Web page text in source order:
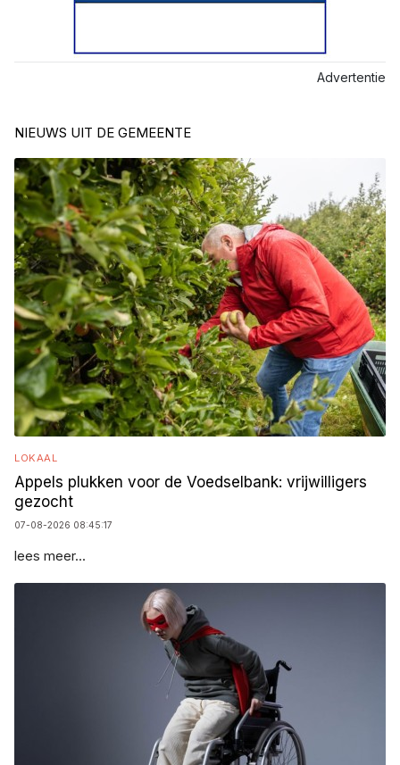
Advertentie
NIEUWS UIT DE GEMEENTE
LOKAAL
Appels plukken voor de Voedselbank: vrijwilligers
gezocht
07-08-2026 08:45:17
lees meer...